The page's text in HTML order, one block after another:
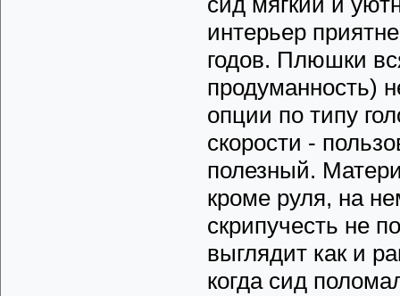
интерьер
годов. Плюшки
продуманность)
опции по типу
скорости -
полезный.
кроме руля, на
скрипучесть не
выглядит как и
когда сид